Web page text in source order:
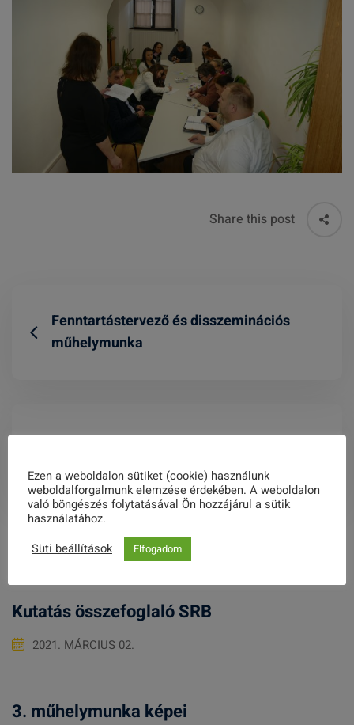
Share this post
Fenntartástervező és disszeminációs
műhelymunka
Related Posts
Kutatás összefoglaló SRB
2021. MÁRCIUS 02.
3. műhelymunka képei
Ezen a weboldalon sütiket (cookie) használunk
weboldalforgalmunk elemzése érdekében. A weboldalon
való böngészés folytatásával Ön hozzájárul a sütik
használatához.
Süti beállítások
Elfogadom